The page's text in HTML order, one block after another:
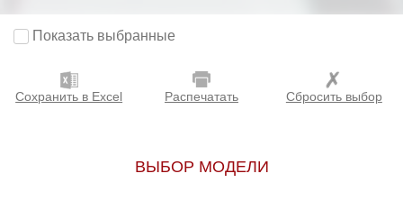
Показать выбранные
Сохранить в Excel Распечатать Сбросить выбор
ВЫБОР МОДЕЛИ